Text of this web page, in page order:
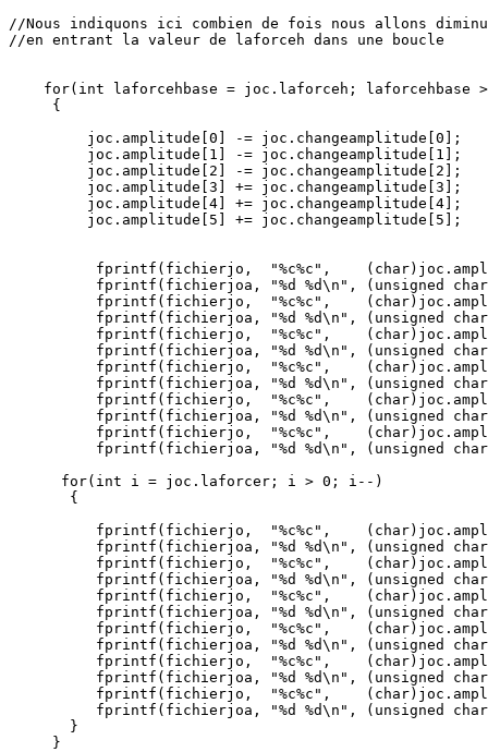
//Nous indiquons ici combien de fois nous allons
//en entrant la valeur de laforceh dans une boucle
for(int laforcehbase = joc.laforceh; laforcehbase
     {
         joc.amplitude[0] -= joc.changeamplitude[0];
         joc.amplitude[1] -= joc.changeamplitude[1];
         joc.amplitude[2] -= joc.changeamplitude[2];
         joc.amplitude[3] += joc.changeamplitude[3];
         joc.amplitude[4] += joc.changeamplitude[4];
         joc.amplitude[5] += joc.changeamplitude[5];
fprintf(fichierjo,  "%c%c",
fprintf(fichierjoa, "%d %d\n", (unsigned
fprintf(fichierjo,  "%c%c",
fprintf(fichierjoa, "%d %d\n", (unsigned
fprintf(fichierjo,  "%c%c",
fprintf(fichierjoa, "%d %d\n", (unsigned
fprintf(fichierjo,  "%c%c",
fprintf(fichierjoa, "%d %d\n", (unsigned
fprintf(fichierjo,  "%c%c",
fprintf(fichierjoa, "%d %d\n", (unsigned
fprintf(fichierjo,  "%c%c",
fprintf(fichierjoa, "%d %d\n", (unsigned
      for(int i = joc.laforcer; i > 0; i--)
       {
fprintf(fichierjo,  "%c%c",
fprintf(fichierjoa, "%d %d\n", (unsigned
fprintf(fichierjo,  "%c%c",
fprintf(fichierjoa, "%d %d\n", (unsigned
fprintf(fichierjo,  "%c%c",
fprintf(fichierjoa, "%d %d\n", (unsigned
fprintf(fichierjo,  "%c%c",
fprintf(fichierjoa, "%d %d\n", (unsigned
fprintf(fichierjo,  "%c%c",
fprintf(fichierjoa, "%d %d\n", (unsigned
fprintf(fichierjo,  "%c%c",
fprintf(fichierjoa, "%d %d\n", (unsigned
       }
     }